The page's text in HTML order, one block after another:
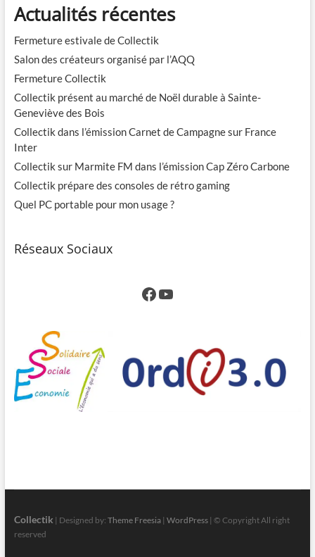
Actualités récentes
Fermeture estivale de Collectik
Salon des créateurs organisé par l’AQQ
Fermeture Collectik
Collectik présent au marché de Noël durable à Sainte-
Geneviève des Bois
Collectik dans l’émission Carnet de Campagne sur France
Inter
Collectik sur Marmite FM dans l’émission Cap Zéro Carbone
Collectik prépare des consoles de rétro gaming
Quel PC portable pour mon usage ?
Réseaux Sociaux
Facebook
YouTube
Collectik | Designed by: Theme Freesia| WordPress| © Copyright All right
reserved